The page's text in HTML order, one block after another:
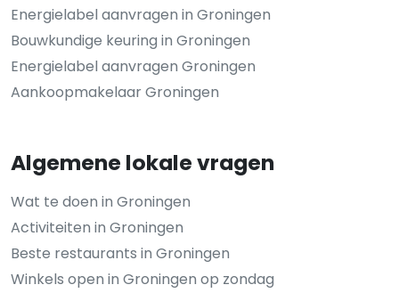
Energielabel aanvragen in Groningen
Bouwkundige keuring in Groningen
Energielabel aanvragen Groningen
Aankoopmakelaar Groningen
Algemene lokale vragen
Wat te doen in Groningen
Activiteiten in Groningen
Beste restaurants in Groningen
Winkels open in Groningen op zondag